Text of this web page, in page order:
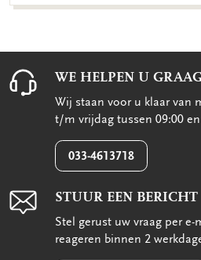
WE HELPEN U
Wij staan voor u klaar van
t/m vrijdag tussen 09:00
033-4613718
STUUR EEN BERICHT
Stel gerust uw vraag per e-
reageren binnen 2